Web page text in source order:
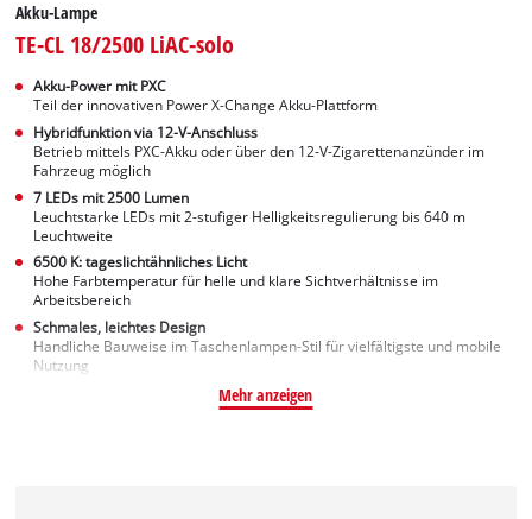
Akku-Lampe
TE-CL 18/2500 LiAC-solo
Akku-Power mit PXC
Teil der innovativen Power X-Change Akku-Plattform
Hybridfunktion via 12-V-Anschluss
Betrieb mittels PXC-Akku oder über den 12-V-Zigarettenanzünder im
Fahrzeug möglich
7 LEDs mit 2500 Lumen
Leuchtstarke LEDs mit 2-stufiger Helligkeitsregulierung bis 640 m
Leuchtweite
6500 K: tageslichtähnliches Licht
Hohe Farbtemperatur für helle und klare Sichtverhältnisse im
Arbeitsbereich
Schmales, leichtes Design
Handliche Bauweise im Taschenlampen-Stil für vielfältigste und mobile
Nutzung
Mehr anzeigen